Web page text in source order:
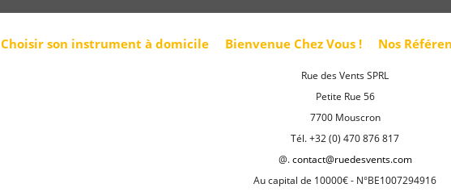
Choisir son instrument à domicile Bienvenue Chez Vous ! Nos
Rue des Vents SPRL
Petite Rue 56
7700 Mouscron
Tél. +32 (0) 470 876 817
@.contact@ruedesvents.com
Au capital de 10000€ - N°BE1007294916